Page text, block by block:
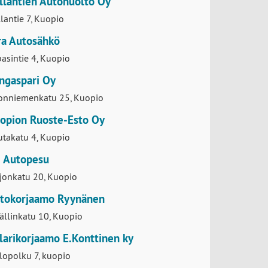
Autohuolto Oy
Autosähkö
4, Kuopio
Oy
25, Kuopio
Ruoste-Esto Oy
4, Kuopio
20, Kuopio
Ryynänen
10, Kuopio